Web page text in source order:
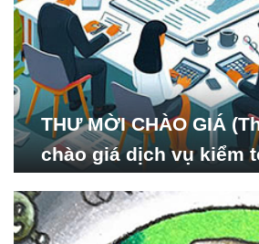
THƯ MỜI CHÀO GIÁ
chào giá dịch vụ kiểm
Nghiên cứu Phát triển